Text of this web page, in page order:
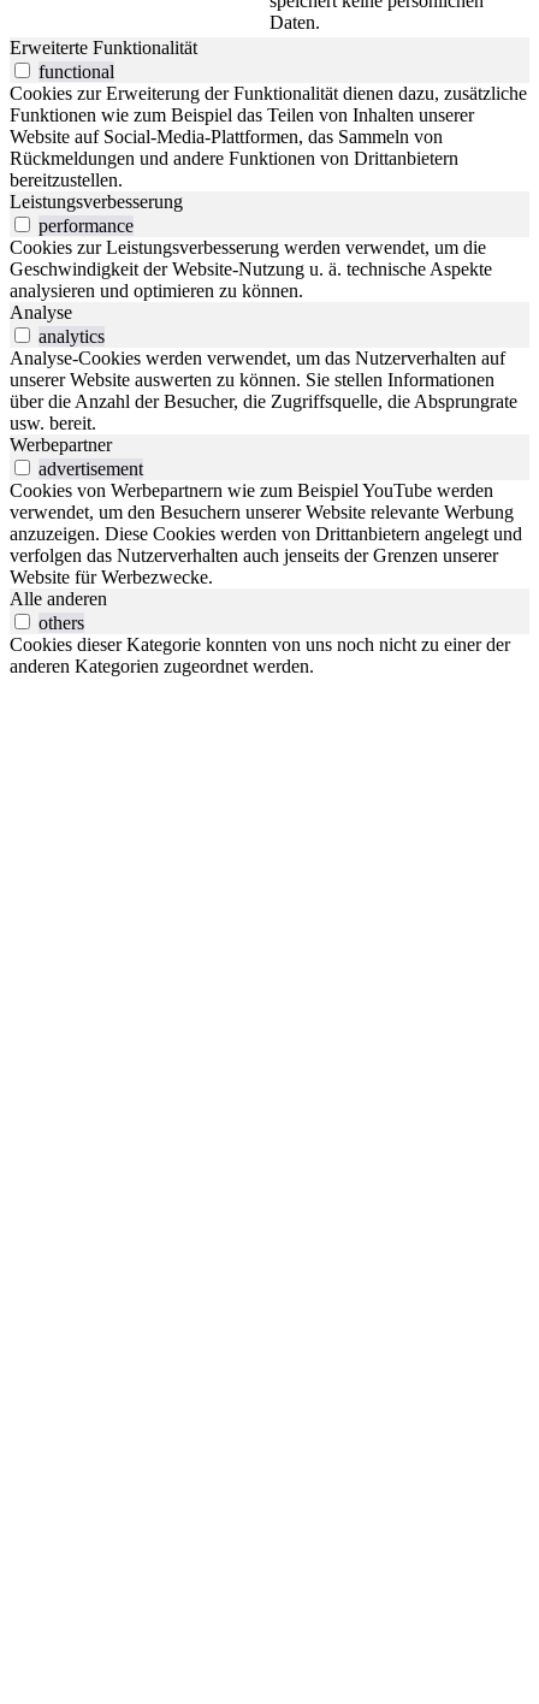
Daten.
Erweiterte Funktionalität
functional
Cookies zur Erweiterung der Funktionalität dienen dazu, zusätzliche
Funktionen wie zum Beispiel das Teilen von Inhalten unserer
Website auf Social-Media-Plattformen, das Sammeln von
Rückmeldungen und andere Funktionen von Drittanbietern
bereitzustellen.
Leistungsverbesserung
performance
Cookies zur Leistungsverbesserung werden verwendet, um die
Geschwindigkeit der Website-Nutzung u. ä. technische Aspekte
analysieren und optimieren zu können.
Analyse
analytics
Analyse-Cookies werden verwendet, um das Nutzerverhalten auf
unserer Website auswerten zu können. Sie stellen Informationen
über die Anzahl der Besucher, die Zugriffsquelle, die Absprungrate
usw. bereit.
Werbepartner
advertisement
Cookies von Werbepartnern wie zum Beispiel YouTube werden
verwendet, um den Besuchern unserer Website relevante Werbung
anzuzeigen. Diese Cookies werden von Drittanbietern angelegt und
verfolgen das Nutzerverhalten auch jenseits der Grenzen unserer
Website für Werbezwecke.
Alle anderen
others
Cookies dieser Kategorie konnten von uns noch nicht zu einer der
anderen Kategorien zugeordnet werden.